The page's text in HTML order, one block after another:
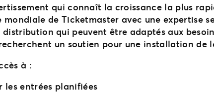
qui connaît la croissance la plus
mondiale de Ticketmaster avec une expertise
qui peuvent être adaptés aux
un soutien pour une installation de
à :
les entrées planifiées